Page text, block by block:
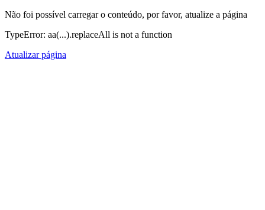
Não foi possível carregar o conteúdo, por favor, atualize a página
TypeError: aa(...).replaceAll is not a function
Atualizar página